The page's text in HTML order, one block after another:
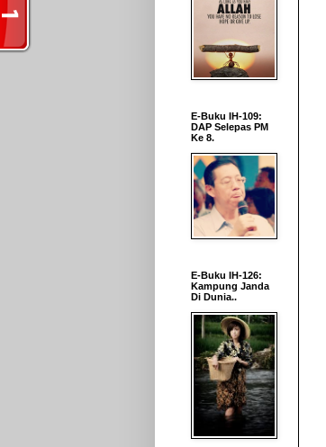
E-Buku IH-109:
DAP Selepas PM
Ke 8.
E-Buku IH-126:
Kampung Janda
Di Dunia..